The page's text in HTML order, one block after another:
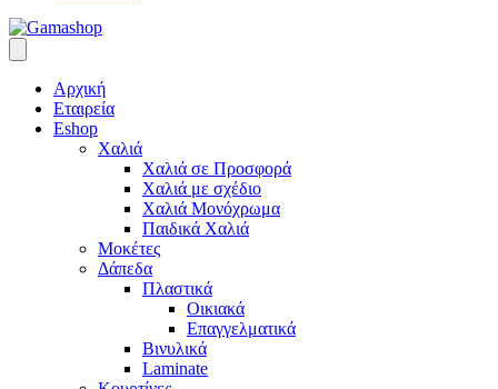
Αρχική
Εταιρεία
Eshop
Χαλιά
Χαλιά σε Προσφορά
Χαλιά με σχέδιο
Χαλιά Μονόχρωμα
Παιδικά Χαλιά
Μοκέτες
Δάπεδα
Πλαστικά
Οικιακά
Επαγγελματικά
Βινυλικά
Laminate